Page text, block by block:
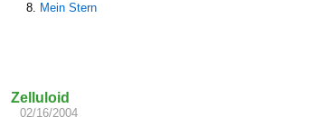
8. Mein Stern
Zelluloid
02/16/2004